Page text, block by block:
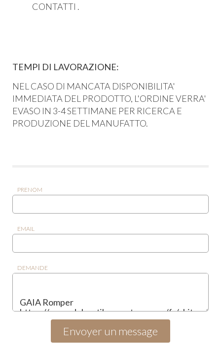
CONTATTI .
TEMPI DI LAVORAZIONE:
NEL CASO DI MANCATA DISPONIBILITA'
IMMEDIATA DEL PRODOTTO, L'ORDINE VERRA'
EVASO IN 3-4 SETTIMANE PER RICERCA E
PRODUZIONE DEL MANUFATTO.
PRENOM
EMAIL
DEMANDE